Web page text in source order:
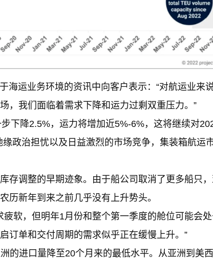
运业务环境的资讯中向客户表示：“对航运业来说
，我们面临着需求下降和运力过剩双重压力。”
下降2.5%，运力将增加近5%-6%，这将继续对
政治担忧以及日益激烈的市场竞争，集装箱航运
存调整的早期迹象。由于船公司取消了更多船只
历新年到来之前几乎没有上升势头。
软，但明年1月份和整个第一季度的舱位可能会
订单和交付周期的需求似乎正在缓慢上升。”
的进口量降至20个月来的最低水平。从亚洲到美